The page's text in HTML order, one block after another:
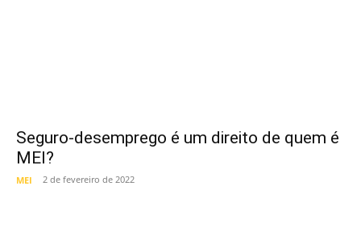
Seguro-desemprego é um direito de quem é
MEI?
MEI 2 de fevereiro de 2022